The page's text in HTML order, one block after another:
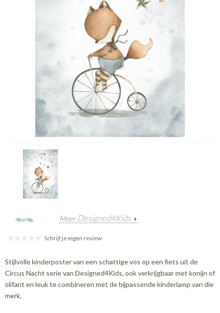
Meer Designed4Kids
Schrijf je eigen review
Stijlvolle kinderposter van een schattige vos op een fiets uit de
Circus Nacht serie van Designed4Kids, ook verkrijgbaar met konijn of
olifant en leuk te combineren met de bijpassende kinderlamp van die
merk.